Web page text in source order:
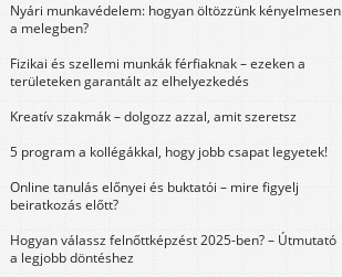
Nyári munkavédelem: hogyan öltözzünk kényelmesen
a melegben?
Fizikai és szellemi munkák férfiaknak – ezeken a
területeken garantált az elhelyezkedés
Kreatív szakmák – dolgozz azzal, amit szeretsz
5 program a kollégákkal, hogy jobb csapat legyetek!
Online tanulás előnyei és buktatói – mire figyelj
beiratkozás előtt?
Hogyan válassz felnőttképzést 2025-ben? – Útmutató
a legjobb döntéshez